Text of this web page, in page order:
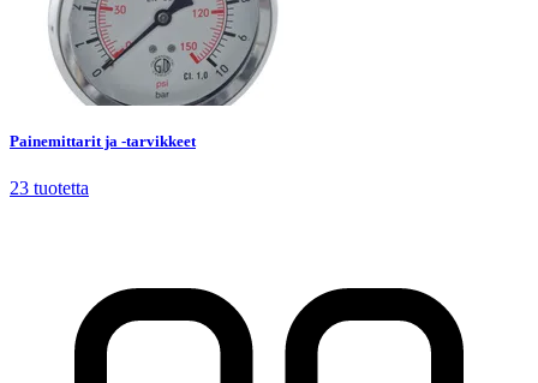
Painemittarit ja -tarvikkeet23 tuotetta
Painemittarit ja -tarvikkeet
23 tuotetta